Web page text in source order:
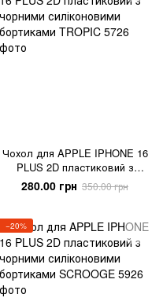
Чохол для APPLE IPHONE 16
PLUS 2D пластиковий з
чорними силіконовими
бортиками TROPIC
280.00 грн 350.00 грн
−20%